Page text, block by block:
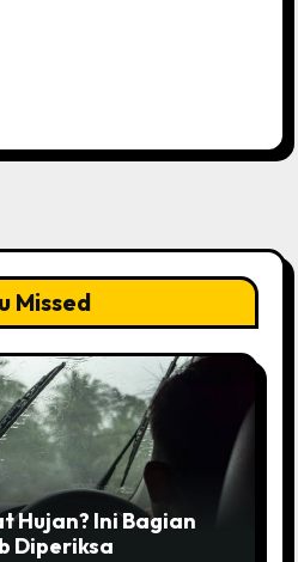
Missed
Hujan? Ini Bagian
Diperiksa